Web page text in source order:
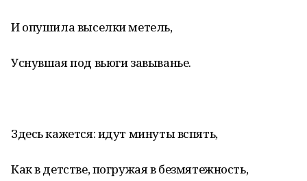
И опушила выселки метель,
Уснувшая под вьюги завыванье.
Здесь кажется: идут минуты вспять,
Как в детстве, погружая в безмятежность,